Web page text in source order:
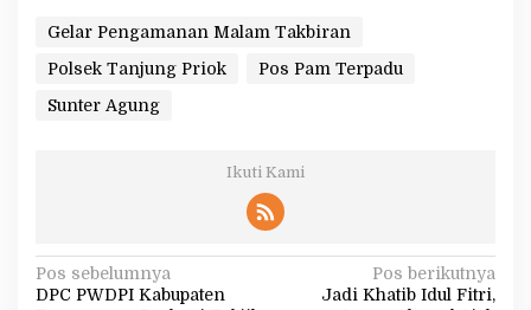
Gelar Pengamanan Malam Takbiran
Polsek Tanjung Priok
Pos Pam Terpadu
Sunter Agung
Ikuti Kami
N
Pos sebelumnya
DPC PWDPI Kabupaten
Pos berikutnya
Jadi Khatib Idul Fitri,